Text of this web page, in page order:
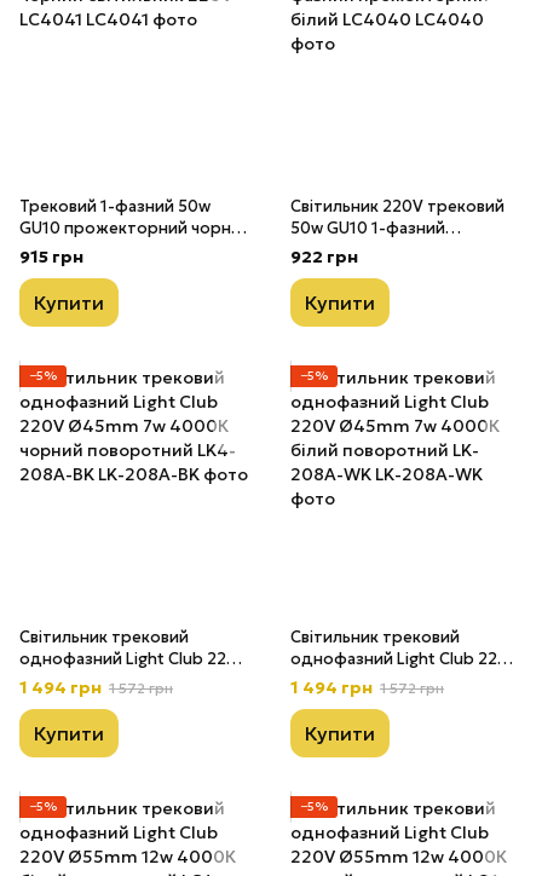
Трековий 1-фазний 50w
GU10 прожекторний чорний
світильник 220V LC4041
915 грн
Купити
Світильник 220V трековий
50w GU10 1-фазний
прожекторний білий
LC4040
922 грн
Купити
−5%
Світильник трековий
однофазний Light Club 220V
Ø45mm 7w 4000К чорний
поворотний LK4-208А-BK
1 494 грн 1 572 грн
Купити
−5%
Світильник трековий
однофазний Light Club 220V
Ø45mm 7w 4000К білий
поворотний LK-208А-WK
1 494 грн 1 572 грн
Купити
−5% −5%